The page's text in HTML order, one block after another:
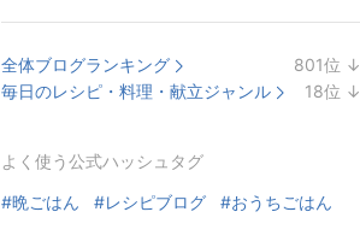
全体ブログランキング 801位 ↓
毎日のレシピ・料理・献立ジャンル 18位 ↓
よく使う公式ハッシュタグ
#晩ごはん #レシピブログ #おうちごはん